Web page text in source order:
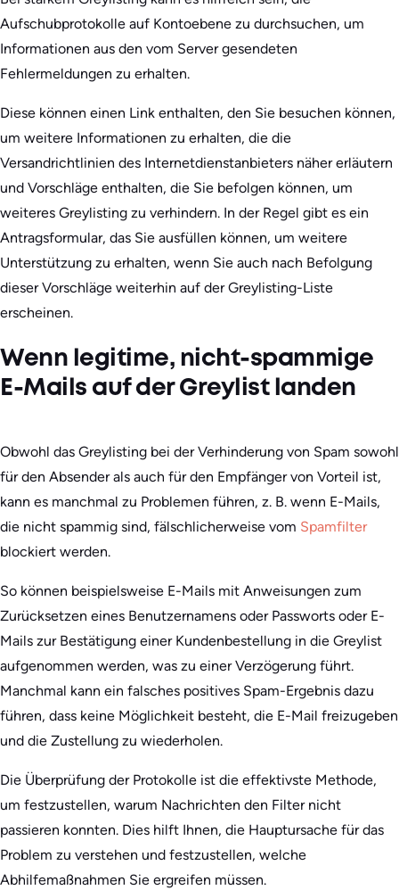
Aufschubprotokolle auf Kontoebene zu durchsuchen, um
Informationen aus den vom Server gesendeten
Fehlermeldungen zu erhalten.
Diese können einen Link enthalten, den Sie besuchen können,
um weitere Informationen zu erhalten, die die
Versandrichtlinien des Internetdienstanbieters näher erläutern
und Vorschläge enthalten, die Sie befolgen können, um
weiteres Greylisting zu verhindern. In der Regel gibt es ein
Antragsformular, das Sie ausfüllen können, um weitere
Unterstützung zu erhalten, wenn Sie auch nach Befolgung
dieser Vorschläge weiterhin auf der Greylisting-Liste
erscheinen.
Wenn legitime, nicht-spammige
E-Mails auf der Greylist landen
Obwohl das Greylisting bei der Verhinderung von Spam sowohl
für den Absender als auch für den Empfänger von Vorteil ist,
kann es manchmal zu Problemen führen, z. B. wenn E-Mails,
die nicht spammig sind, fälschlicherweise vom Spamfilter
blockiert werden.
So können beispielsweise E-Mails mit Anweisungen zum
Zurücksetzen eines Benutzernamens oder Passworts oder E-
Mails zur Bestätigung einer Kundenbestellung in die Greylist
aufgenommen werden, was zu einer Verzögerung führt.
Manchmal kann ein falsches positives Spam-Ergebnis dazu
führen, dass keine Möglichkeit besteht, die E-Mail freizugeben
und die Zustellung zu wiederholen.
Die Überprüfung der Protokolle ist die effektivste Methode,
um festzustellen, warum Nachrichten den Filter nicht
passieren konnten. Dies hilft Ihnen, die Hauptursache für das
Problem zu verstehen und festzustellen, welche
Abhilfemaßnahmen Sie ergreifen müssen.